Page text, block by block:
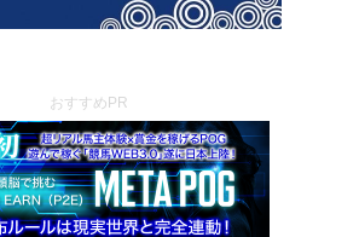
おすすめPR